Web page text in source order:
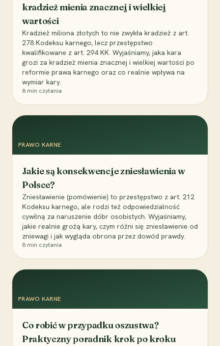
kradzież mienia znacznej i wielkiej
wartości
Kradzież miliona złotych to nie zwykła kradzież z art.
278 Kodeksu karnego, lecz przestępstwo
kwalifikowane z art. 294 KK. Wyjaśniamy, jaka kara
grozi za kradzież mienia znacznej i wielkiej wartości po
reformie prawa karnego oraz co realnie wpływa na
wymiar kary.
8 min czytania
PRAWO KARNE
Jakie są konsekwencje zniesławienia w
Polsce?
Zniesławienie (pomówienie) to przestępstwo z art. 212
Kodeksu karnego, ale rodzi też odpowiedzialność
cywilną za naruszenie dóbr osobistych. Wyjaśniamy,
jakie realnie grożą kary, czym różni się zniesławienie od
zniewagi i jak wygląda obrona przez dowód prawdy.
8 min czytania
PRAWO KARNE
Co robić w przypadku oszustwa?
Praktyczny poradnik krok po kroku